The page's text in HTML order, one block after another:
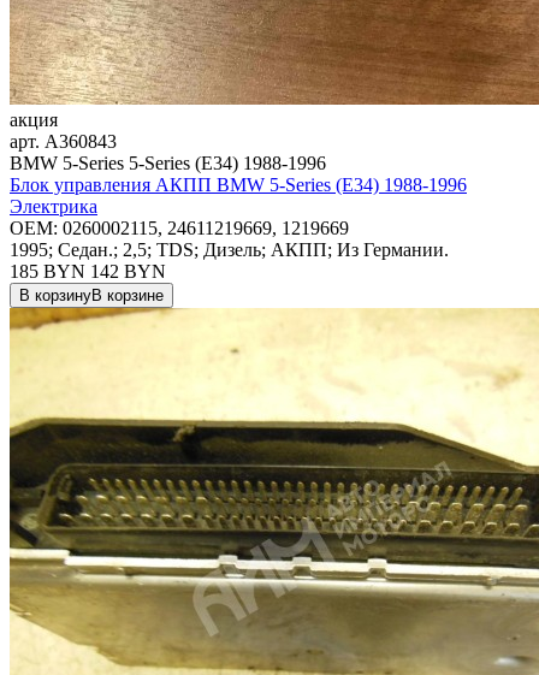
акция
арт. A360843
BMW 5-Series 5-Series (E34) 1988-1996
Блок управления АКПП BMW 5-Series (E34) 1988-1996
Электрика
OEM: 0260002115, 24611219669, 1219669
1995; Седан.; 2,5; TDS; Дизель; АКПП; Из Германии.
185 BYN 142 BYN
В корзинуВ корзине